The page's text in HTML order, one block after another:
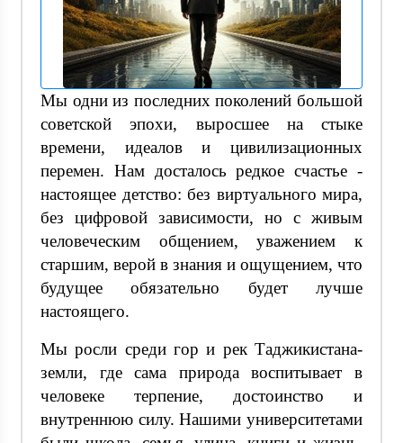
Мы одни из последних поколений большой
советской эпохи, выросшее на стыке
времени, идеалов и цивилизационных
перемен. Нам досталось редкое счастье -
настоящее детство: без виртуального мира,
без цифровой зависимости, но с живым
человеческим общением, уважением к
старшим, верой в знания и ощущением, что
будущее обязательно будет лучше
настоящего.
Мы росли среди гор и рек Таджикистана-
земли, где сама природа воспитывает в
человеке терпение, достоинство и
внутреннюю силу. Нашими университетами